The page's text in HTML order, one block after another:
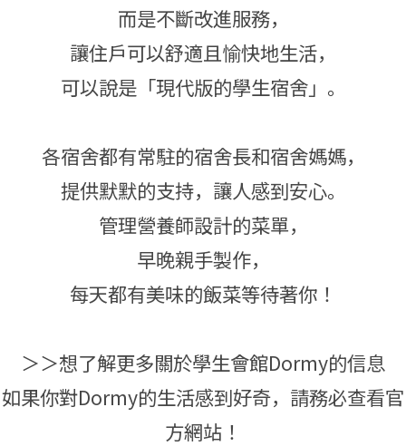
而是不斷改進服務，
讓住戶可以舒適且愉快地生活，
可以說是「現代版的學生宿舍」。
各宿舍都有常駐的宿舍長和宿舍媽媽，
提供默默的支持，讓人感到安心。
管理營養師設計的菜單，
早晚親手製作，
每天都有美味的飯菜等待著你！
＞＞想了解更多關於學生會館Dormy的信息
如果你對Dormy的生活感到好奇，請務必查看官
方網站！